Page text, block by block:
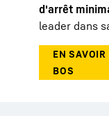
d'arrêt
leader dans